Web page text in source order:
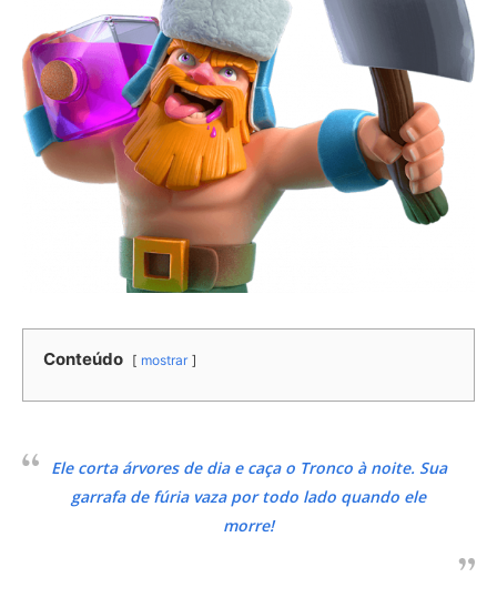
Conteúdo mostrar
Ele corta árvores de dia e caça o Tronco à noite. Sua
garrafa de fúria vaza por todo lado quando ele
morre!